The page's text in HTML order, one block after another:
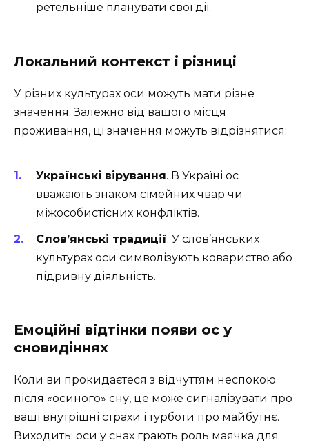
ретельніше планувати свої дії.
Локальний контекст і різниці
У різних культурах оси можуть мати різне
значення. Залежно від вашого місця
проживання, ці значення можуть відрізнятися:
Українські вірування. В Україні ос
вважають знаком сімейних чвар чи
міжособистісних конфліктів.
Слов’янські традиції. У слов’янських
культурах оси символізують ковариство або
підривну діяльність.
Емоційні відтінки появи ос у
сновидіннях
Коли ви прокидаєтеся з відчуттям неспокою
після «осиного» сну, це може сигналізувати про
ваші внутрішні страхи і турботи про майбутнє.
Виходить: оси у снах грають роль маячка для